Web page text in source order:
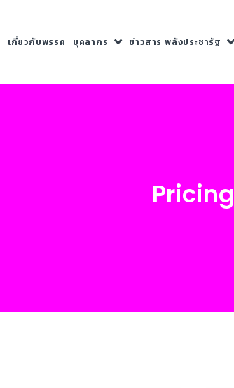
เกี่ยวกับพรรค บุคลากร ข่าวสาร พลังประชารัฐ
Pricing